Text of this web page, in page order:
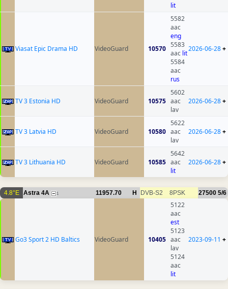
lit
Viasat Epic Drama HD VideoGuard 10570
5582
aac
eng
5583
aac lit
5584
aac
rus
2026-06-28+
TV 3 Estonia HD VideoGuard 10575
5602
aac
lav
2026-06-28+
TV 3 Latvia HD VideoGuard 10580
5622
aac
lav
2026-06-28+
TV 3 Lithuania HD VideoGuard 10585
5642
aac
lit
2026-06-28+
4.8°E Astra 4A 1 11957.70 H DVB-S2 8PSK 27500 5/6
Go3 Sport 2 HD Baltics VideoGuard 10405
5122
aac
est
5123
aac
lav
5124
aac
lit
2023-09-11 +